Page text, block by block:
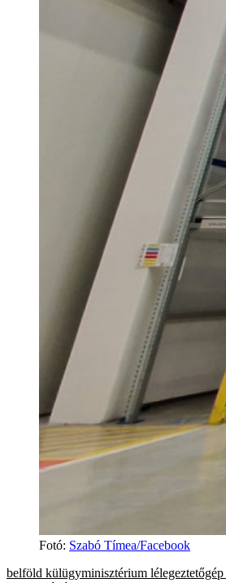
Fotó: Szabó Tímea/Facebook
belföld külügyminisztérium lélegeztetőgép